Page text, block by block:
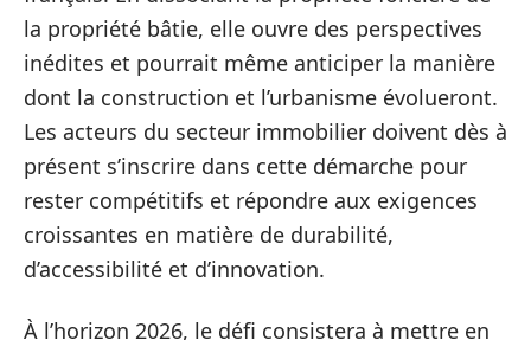
la propriété bâtie, elle ouvre des perspectives
inédites et pourrait même anticiper la manière
dont la construction et l’urbanisme évolueront.
Les acteurs du secteur immobilier doivent dès à
présent s’inscrire dans cette démarche pour
rester compétitifs et répondre aux exigences
croissantes en matière de durabilité,
d’accessibilité et d’innovation.
À l’horizon 2026, le défi consistera à mettre en